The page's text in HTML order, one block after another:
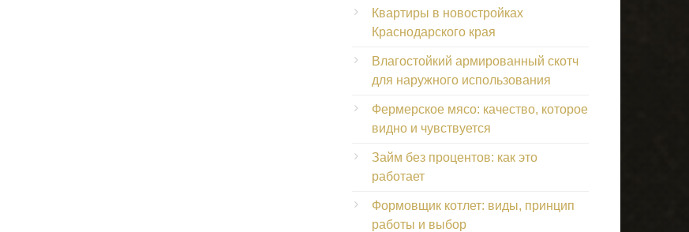
Квартиры в новостройках
Краснодарского края
Влагостойкий армированный скотч
для наружного использования
Фермерское мясо: качество, которое
видно и чувствуется
Займ без процентов: как это
работает
Формовщик котлет: виды, принцип
работы и выбор